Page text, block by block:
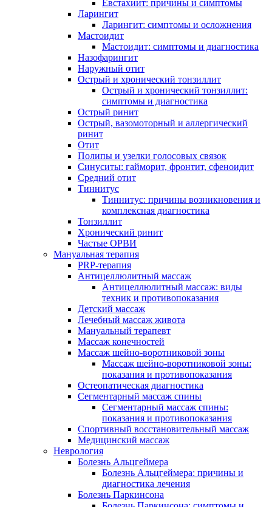
Евстахиит: причины и симптомы
Ларингит
Ларингит: симптомы и осложнения
Мастоидит
Мастоидит: симптомы и диагностика
Назофарингит
Наружный отит
Острый и хронический тонзиллит
Острый и хронический тонзиллит:
симптомы и диагностика
Острый ринит
Острый, вазомоторный и аллергический
ринит
Отит
Полипы и узелки голосовых связок
Синуситы: гайморит, фронтит, сфеноидит
Средний отит
Тиннитус
Тиннитус: причины возникновения и
комплексная диагностика
Тонзиллит
Хронический ринит
Частые ОРВИ
Мануальная терапия
PRP-терапия
Антицеллюлитный массаж
Антицеллюлитный массаж: виды
техник и противопоказания
Детский массаж
Лечебный массаж живота
Мануальный терапевт
Массаж конечностей
Массаж шейно-воротниковой зоны
Массаж шейно-воротниковой зоны:
показания и противопоказания
Остеопатическая диагностика
Сегментарный массаж спины
Сегментарный массаж спины:
показания и противопоказания
Спортивный восстановительный массаж
Медицинский массаж
Неврология
Болезнь Альцгеймера
Болезнь Альцгеймера: причины и
диагностика лечения
Болезнь Паркинсона